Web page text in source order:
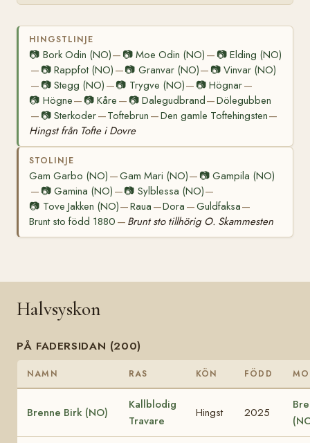
HINGSTLINJE
📷 Bork Odin (NO)— 📷Moe Odin (NO) — 📷 Elding (NO)
— 📷Rappfot (NO) —📷 Granvar (NO)— 📷Vinvar (NO)
— 📷Stegg (NO) —📷 Trygve (NO)— 📷Högnar—
📷 Högne— 📷Kåre — 📷 Dalegudbrand—Dölegubben
— 📷Sterkoder—Toftebrun —Den gamle Toftehingsten—
Hingst från Tofte i Dovre
STOLINJE
Gam Garbo (NO) —Gam Mari (NO)— 📷Gampila (NO)
— 📷Gamina (NO) —📷 Sylblessa (NO)—
📷 Tove Jakken (NO)—Raua —Dora —Guldfaksa—
Brunt sto född 1880 — Brunt sto tillhörig O. Skammesten
Halvsyskon
PÅ FADERSIDAN (200)
NAMN RAS KÖN FÖDD
Brenne Birk (NO)
Kallblodig
Travare
Hingst 2025